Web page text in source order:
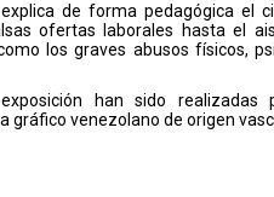
de forma pedagógica el
ofertas laborales hasta el
los graves abusos físicos,
han sido realizadas
gráfico venezolano de origen